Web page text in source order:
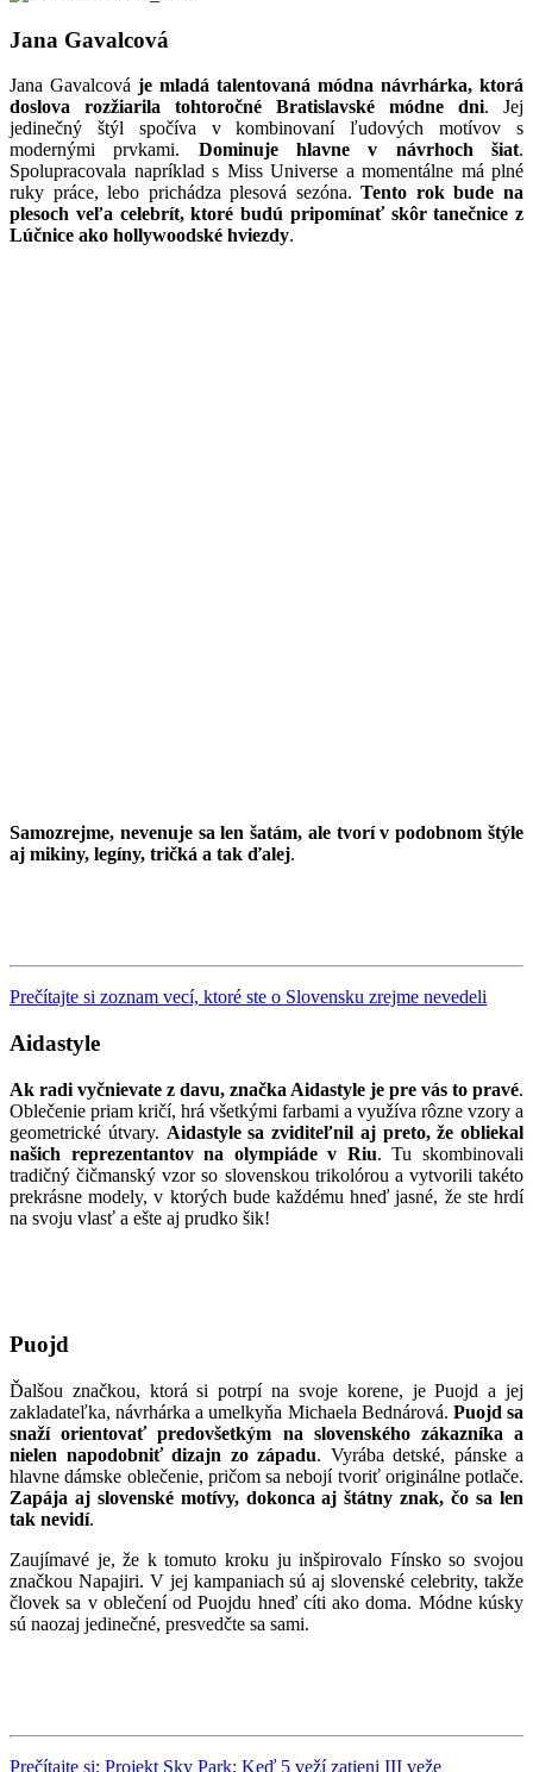
Jana Gavalcová
Jana Gavalcová je mladá talentovaná módna návrhárka, ktorá
doslova rozžiarila tohtoročné Bratislavské módne dni. Jej
jedinečný štýl spočíva v kombinovaní ľudových motívov s
modernými prvkami. Dominuje hlavne v návrhoch šiat.
Spolupracovala napríklad s Miss Universe a momentálne má plné
ruky práce, lebo prichádza plesová sezóna.Tento rok bude na
plesoch veľa celebrít, ktoré budú pripomínať skôr tanečnice z
Lúčnice ako hollywoodské hviezdy.
Samozrejme, nevenuje sa len šatám, ale tvorí v podobnom štýle
aj mikiny, legíny, tričká a tak ďalej.
Prečítajte si zoznam vecí, ktoré ste o Slovensku zrejme nevedeli
Aidastyle
Ak radi vyčnievate z davu, značka Aidastyle je pre vás to pravé.
Oblečenie priam kričí, hrá všetkými farbami a využíva rôzne vzory a
geometrické útvary. Aidastyle sa zviditeľnil aj preto, že obliekal
našich reprezentantov na olympiáde v Riu. Tu skombinovali
tradičný čičmanský vzor so slovenskou trikolórou a vytvorili takéto
prekrásne modely, v ktorých bude každému hneď jasné, že ste hrdí
na svoju vlasť a ešte aj prudko šik!
Puojd
Ďalšou značkou, ktorá si potrpí na svoje korene, je Puojd a jej
zakladateľka, návrhárka a umelkyňa Michaela Bednárová. Puojd sa
snaží orientovať predovšetkým na slovenského zákazníka a
nielen napodobniť dizajn zo západu. Vyrába detské, pánske a
hlavne dámske oblečenie, pričom sa nebojí tvoriť originálne potlače.
Zapája aj slovenské motívy, dokonca aj štátny znak, čo sa len
tak nevidí.
Zaujímavé je, že k tomuto kroku ju inšpirovalo Fínsko so svojou
značkou Napajiri. V jej kampaniach sú aj slovenské celebrity, takže
človek sa v oblečení od Puojdu hneď cíti ako doma. Módne kúsky
sú naozaj jedinečné, presvedčte sa sami.
Prečítajte si: Projekt Sky Park: Keď 5 veží zatieni III veže